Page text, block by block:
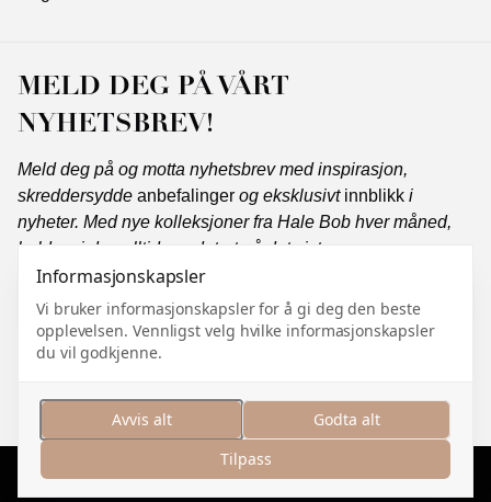
MELD DEG PÅ VÅRT
NYHETSBREV!
Meld deg på og motta nyhetsbrev med inspirasjon,
skreddersydde anbefalinger og eksklusivt innblikk i
nyheter. Med nye kolleksjoner fra Hale Bob hver måned,
holder vi deg alltid oppdatert på det siste.
Abonner
og jeg godtarpersonvernerklæringen.
Administrer informasjonskapsler
Informasjonskapsler
Vi bruker informasjonskapsler for å gi deg den beste
opplevelsen. Vennligst velg hvilke informasjonskapsler
du vil godkjenne.
Avvis alt
Godta alt
Tilpass